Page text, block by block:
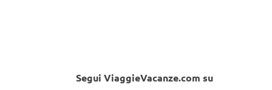
Segui ViaggieVacanze.com su